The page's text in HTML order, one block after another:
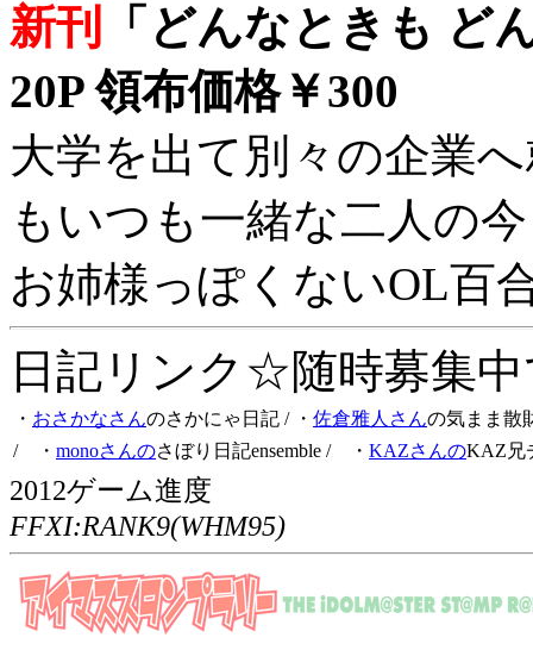
新刊
「どんなときも ど
20P 領布価格￥300
大学を出て別々の企業
もいつも一緒な二人の
お姉様っぽくないOL百
日記リンク☆随時募集
・ おさかなさんのさかにゃ日記 / ・ 佐倉雅人さんの気まま散
/ ・ monoさんのさぼり日記ensemble / ・ KAZさんのKAZ兄
2012ゲーム進度
FFXI:RANK9(WHM95)